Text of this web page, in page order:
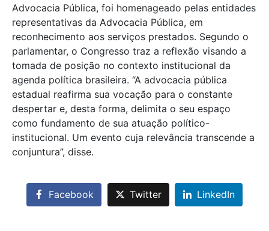
Advocacia Pública, foi homenageado pelas entidades
representativas da Advocacia Pública, em
reconhecimento aos serviços prestados. Segundo o
parlamentar, o Congresso traz a reflexão visando a
tomada de posição no contexto institucional da
agenda política brasileira. “A advocacia pública
estadual reafirma sua vocação para o constante
despertar e, desta forma, delimita o seu espaço
como fundamento de sua atuação político-
institucional. Um evento cuja relevância transcende a
conjuntura”, disse.
Facebook Twitter LinkedIn